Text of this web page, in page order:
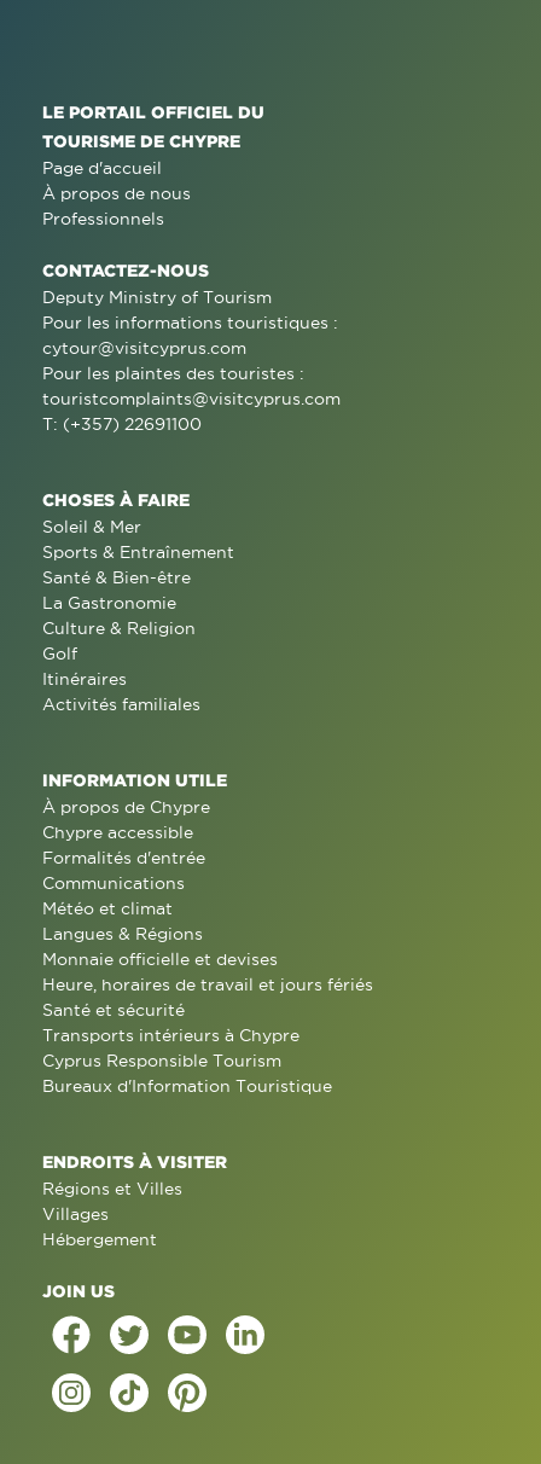
LE PORTAIL OFFICIEL DU
TOURISME DE CHYPRE
Page d'accueil
À propos de nous
Professionnels
CONTACTEZ-NOUS
Deputy Ministry of Tourism
Pour les informations touristiques :
cytour@visitcyprus.com
Pour les plaintes des touristes :
touristcomplaints@visitcyprus.com
T: (+357) 22691100
CHOSES À FAIRE
Soleil & Mer
Sports & Entraînement
Santé & Bien-être
La Gastronomie
Culture & Religion
Golf
Itinéraires
Activités familiales
INFORMATION UTILE
À propos de Chypre
Chypre accessible
Formalités d'entrée
Communications
Météo et climat
Langues & Régions
Monnaie officielle et devises
Heure, horaires de travail et jours fériés
Santé et sécurité
Transports intérieurs à Chypre
Cyprus Responsible Tourism
Bureaux d'Information Touristique
ENDROITS À VISITER
Régions et Villes
Villages
Hébergement
JOIN US